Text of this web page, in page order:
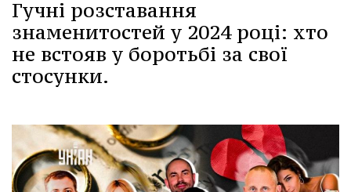
Гучні розставання
знаменитостей у 2024 році: хто
не встояв у боротьбі за свої
стосунки.